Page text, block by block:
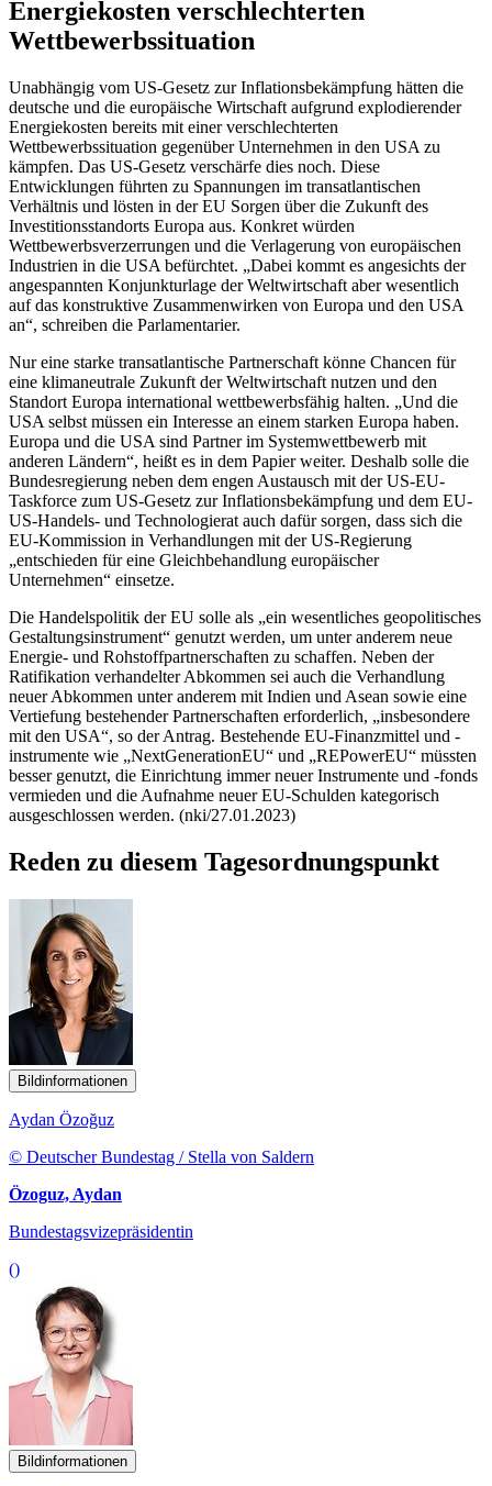
Energiekosten verschlechterten
Wettbewerbssituation
Unabhängig vom US-Gesetz zur Inflationsbekämpfung hätten die
deutsche und die europäische Wirtschaft aufgrund explodierender
Energiekosten bereits mit einer verschlechterten
Wettbewerbssituation gegenüber Unternehmen in den USA zu
kämpfen. Das US-Gesetz verschärfe dies noch. Diese
Entwicklungen führten zu Spannungen im transatlantischen
Verhältnis und lösten in der EU Sorgen über die Zukunft des
Investitionsstandorts Europa aus. Konkret würden
Wettbewerbsverzerrungen und die Verlagerung von europäischen
Industrien in die USA befürchtet. „Dabei kommt es angesichts der
angespannten Konjunkturlage der Weltwirtschaft aber wesentlich
auf das konstruktive Zusammenwirken von Europa und den USA
an“, schreiben die Parlamentarier.
Nur eine starke transatlantische Partnerschaft könne Chancen für
eine klimaneutrale Zukunft der Weltwirtschaft nutzen und den
Standort Europa international wettbewerbsfähig halten. „Und die
USA selbst müssen ein Interesse an einem starken Europa haben.
Europa und die USA sind Partner im Systemwettbewerb mit
anderen Ländern“, heißt es in dem Papier weiter. Deshalb solle die
Bundesregierung neben dem engen Austausch mit derUS-EU-
Taskforce zum US-Gesetz zur Inflationsbekämpfung und dem EU-
US-Handels- und Technologierat auch dafür sorgen, dass sich die
EU-Kommission in Verhandlungen mit der US-Regierung
„entschieden für eine Gleichbehandlung europäischer
Unternehmen“ einsetze.
Die Handelspolitik der EU solle als „ein wesentliches geopolitisches
Gestaltungsinstrument“ genutzt werden, um unter anderem neue
Energie- und Rohstoffpartnerschaften zu schaffen. Neben der
Ratifikation verhandelter Abkommen sei auch die Verhandlung
neuer Abkommen unter anderem mit Indien und Asean sowie eine
Vertiefung bestehender Partnerschaften erforderlich, „insbesondere
mit den USA“, so der Antrag. Bestehende EU-Finanzmittel und -
instrumente wie „NextGenerationEU“ und „REPowerEU“ müssten
besser genutzt, die Einrichtung immer neuer Instrumente und -fonds
vermieden und die Aufnahme neuer EU-Schulden kategorisch
ausgeschlossen werden. (nki/27.01.2023)
Reden zu diesem Tagesordnungspunkt
Bildinformationen
Aydan Özoğuz
© Deutscher Bundestag / Stella von Saldern
Özoguz, Aydan
Bundestagsvizepräsidentin
()
Bildinformationen